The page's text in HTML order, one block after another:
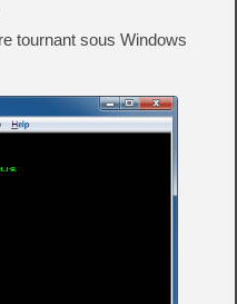
tournant sous Windows